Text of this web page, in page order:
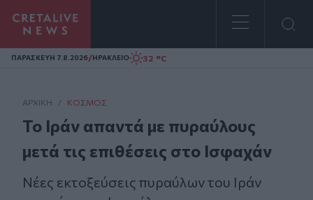
Homepage
ΠΑΡΑΣΚΕΥΗ 7.8.2026/ΗΡΑΚΛΕΙΟ 32 °C
ΑΡΧΙΚΗ / ΚΌΣΜΟΣ
Το Ιράν απαντά με πυραύλους
μετά τις επιθέσεις στο Ισφαχάν
Νέες εκτοξεύσεις πυραύλων του Ιράν